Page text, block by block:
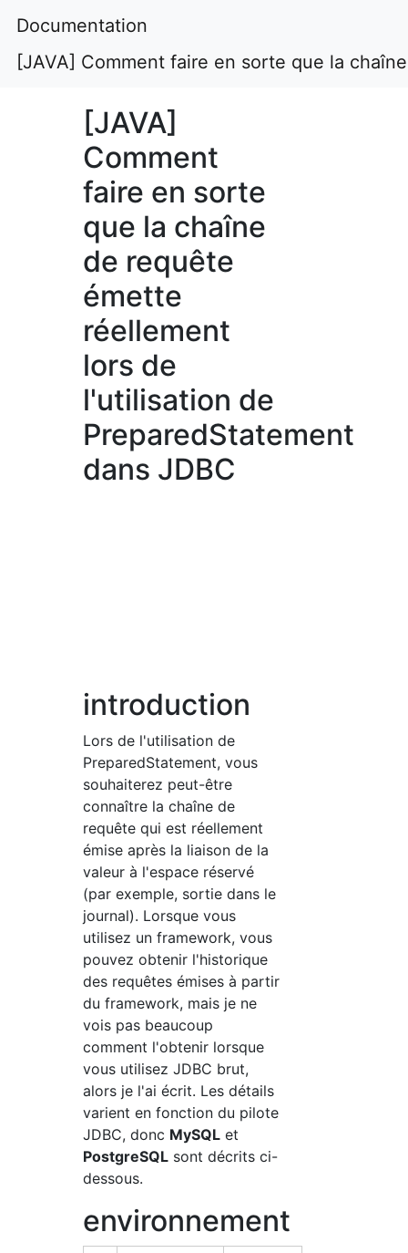
Documentation
[JAVA] Comment faire en sorte que la
[JAVA]
Comment
faire en sorte
que la chaîne
de requête
émette
réellement
lors de
l'utilisation de
PreparedStatement
dans JDBC
introduction
Lors de l'utilisation de
PreparedStatement, vous
souhaiterez peut-être
connaître la chaîne de
requête qui est réellement
émise après la liaison de la
valeur à l'espace réservé
(par exemple, sortie dans le
journal). Lorsque vous
utilisez un framework, vous
pouvez obtenir l'historique
des requêtes émises à partir
du framework, mais je ne
vois pas beaucoup
comment l'obtenir lorsque
vous utilisez JDBC brut,
alors je l'ai écrit. Les détails
varient en fonction du pilote
JDBC, donc MySQL et
PostgreSQL sont décrits ci-
dessous.
environnement